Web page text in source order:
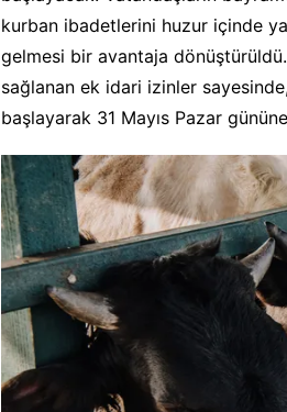
kurban ibadetlerini huzur içinde
gelmesi bir avantaja
sağlanan ek idari izinler
başlayarak 31 Mayıs Pazar